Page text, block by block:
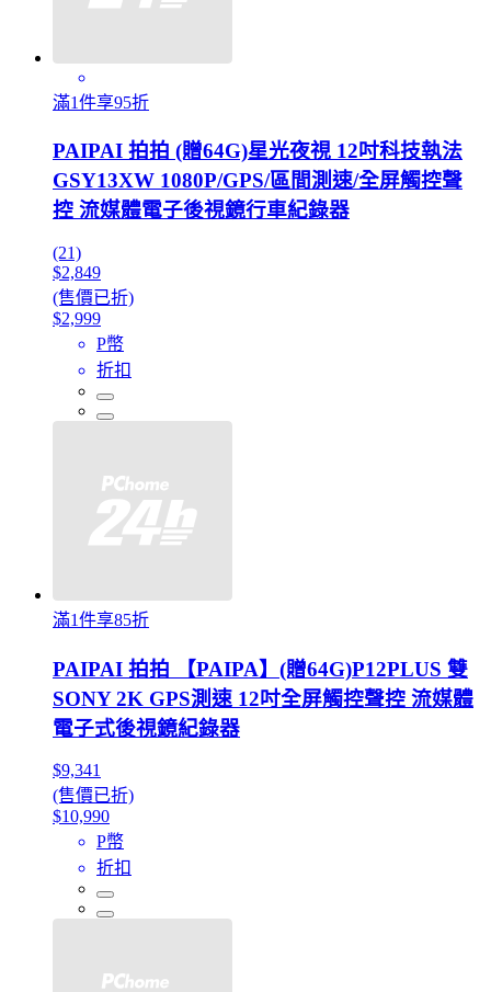
滿1件享95折
PAIPAI 拍拍 (贈64G)星光夜視 12吋科技執法
GSY13XW 1080P/GPS/區間測速/全屏觸控聲
控 流媒體電子後視鏡行車紀錄器
(21)
$2,849
(售價已折)
$2,999
P幣
折扣
滿1件享85折
PAIPAI 拍拍 【PAIPA】(贈64G)P12PLUS 雙
SONY 2K GPS測速 12吋全屏觸控聲控 流媒體
電子式後視鏡紀錄器
$9,341
(售價已折)
$10,990
P幣
折扣